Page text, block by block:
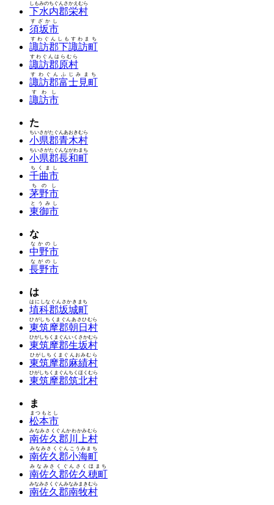
下水内郡栄村
しもみのちぐんさかえむら
須坂市
すざかし
諏訪郡下諏訪町
すわぐんしもすわまち
諏訪郡原村
すわぐんはらむら
諏訪郡富士見町
すわぐんふじみまち
諏訪市
すわし
た
小県郡青木村
ちいさがたぐんあおきむら
小県郡長和町
ちいさがたぐんながわまち
千曲市
ちくまし
茅野市
ちのし
東御市
とうみし
な
中野市
なかのし
長野市
ながのし
は
埴科郡坂城町
はにしなぐんさかきまち
東筑摩郡朝日村
ひがしちくまぐんあさひむら
東筑摩郡生坂村
ひがしちくまぐんいくさかむら
東筑摩郡麻績村
ひがしちくまぐんおみむら
東筑摩郡筑北村
ひがしちくまぐんちくほくむら
ま
松本市
まつもとし
南佐久郡川上村
みなみさくぐんかわかみむら
南佐久郡小海町
みなみさくぐんこうみまち
南佐久郡佐久穂町
みなみさくぐんさくほまち
南佐久郡南牧村
みなみさくぐんみなみまきむら